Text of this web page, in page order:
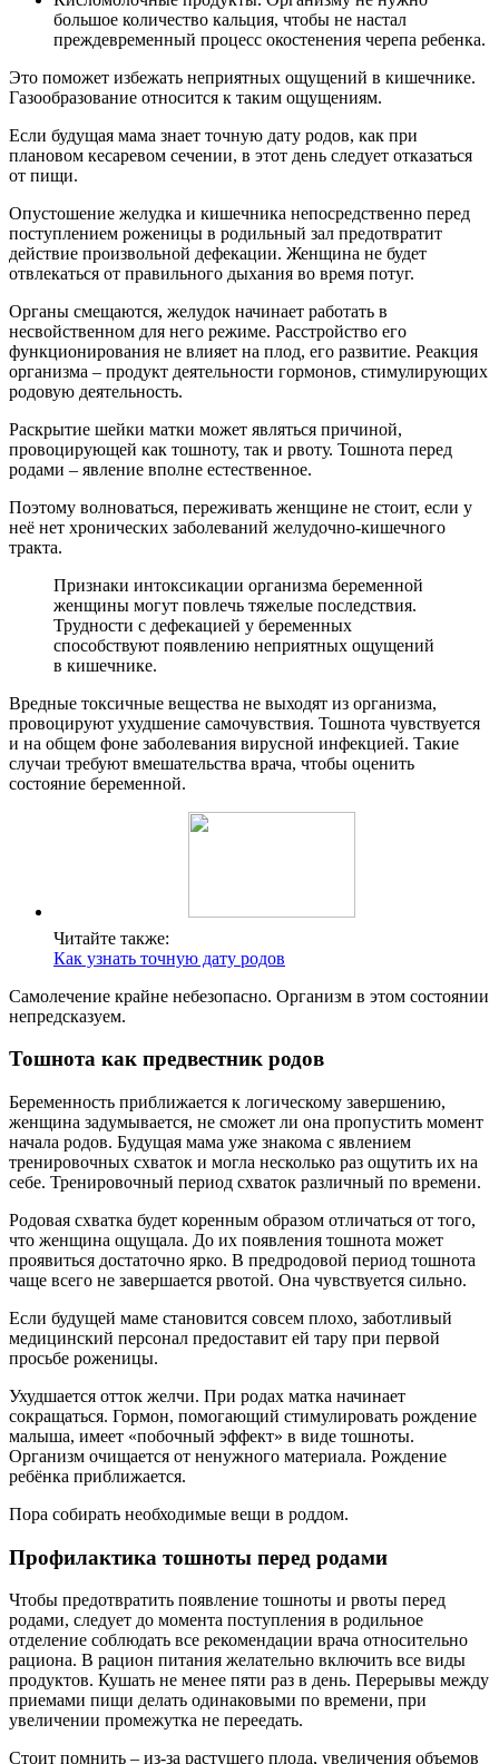
большое количество кальция, чтобы не настал
преждевременный процесс окостенения черепа ребенка.
Это поможет избежать неприятных ощущений в кишечнике.
Газообразование относится к таким ощущениям.
Если будущая мама знает точную дату родов, как при
плановом кесаревом сечении, в этот день следует отказаться
от пищи.
Опустошение желудка и кишечника непосредственно перед
поступлением роженицы в родильный зал предотвратит
действие произвольной дефекации. Женщина не будет
отвлекаться от правильного дыхания во время потуг.
Органы смещаются, желудок начинает работать в
несвойственном для него режиме. Расстройство его
функционирования не влияет на плод, его развитие. Реакция
организма – продукт деятельности гормонов, стимулирующих
родовую деятельность.
Раскрытие шейки матки может являться причиной,
провоцирующей как тошноту, так и рвоту. Тошнота перед
родами – явление вполне естественное.
Поэтому волноваться, переживать женщине не стоит, если у
неё нет хронических заболеваний желудочно-кишечного
тракта.
Признаки интоксикации организма беременной
женщины могут повлечь тяжелые последствия.
Трудности с дефекацией у беременных
способствуют появлению неприятных ощущений
в кишечнике.
Вредные токсичные вещества не выходят из организма,
провоцируют ухудшение самочувствия. Тошнота чувствуется
и на общем фоне заболевания вирусной инфекцией. Такие
случаи требуют вмешательства врача, чтобы оценить
состояние беременной.
Читайте также:
Как узнать точную дату родов
Самолечение крайне небезопасно. Организм в этом состоянии
непредсказуем.
Тошнота как предвестник родов
Беременность приближается к логическому завершению,
женщина задумывается, не сможет ли она пропустить момент
начала родов. Будущая мама уже знакома с явлением
тренировочных схваток и могла несколько раз ощутить их на
себе. Тренировочный период схваток различный по времени.
Родовая схватка будет коренным образом отличаться от того,
что женщина ощущала. До их появления тошнота может
проявиться достаточно ярко. В предродовой период тошнота
чаще всего не завершается рвотой. Она чувствуется сильно.
Если будущей маме становится совсем плохо, заботливый
медицинский персонал предоставит ей тару при первой
просьбе роженицы.
Ухудшается отток желчи. При родах матка начинает
сокращаться. Гормон, помогающий стимулировать рождение
малыша, имеет «побочный эффект» в виде тошноты.
Организм очищается от ненужного материала. Рождение
ребёнка приближается.
Пора собирать необходимые вещи в роддом.
Профилактика тошноты перед родами
Чтобы предотвратить появление тошноты и рвоты перед
родами, следует до момента поступления в родильное
отделение соблюдать все рекомендации врача относительно
рациона. В рацион питания желательно включить все виды
продуктов. Кушать не менее пяти раз в день. Перерывы между
приемами пищи делать одинаковыми по времени, при
увеличении промежутка не переедать.
Стоит помнить – из-за растущего плода, увеличения объемов